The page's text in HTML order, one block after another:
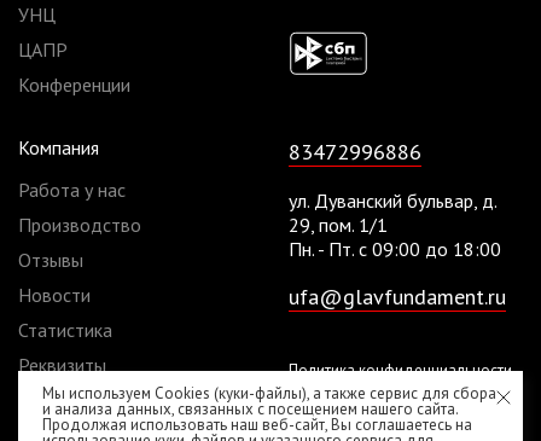
Мы используем Cookies (куки-файлы), а также сервис для сбора
и анализа данных, связанных с посещением нашего сайта.
Продолжая использовать наш веб-сайт, Вы соглашаетесь на
УНЦ
ЦАПР
Конференции
Компания
Работа у нас
Производство
Отзывы
Новости
Статистика
Реквизиты
Договоры
83472996886
ул. Дуванский бульвар, д.
29, пом. 1/1
Пн. - Пт. с 09:00 до 18:00
ufa@glavfundament.ru
Политика конфиденциальности
Согласие на обработку
персональных данных